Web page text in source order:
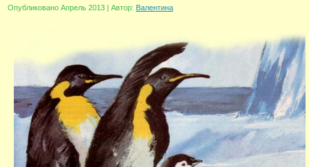
Опубликовано Апрель 2013 | Автор: Валентина